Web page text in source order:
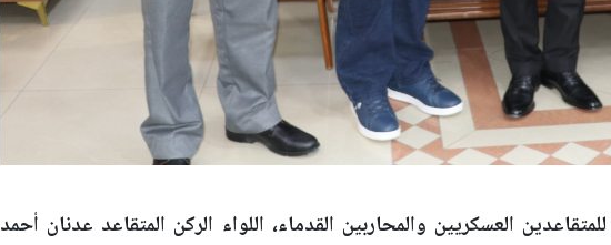
العسكريين والمحاربين القدماء، اللواء الركن المتقاعد عدنان أحمد